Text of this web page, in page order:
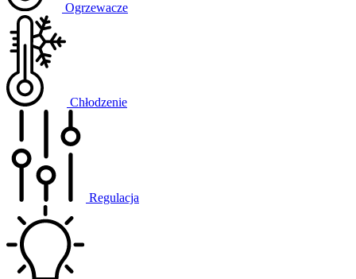
Ogrzewacze
Chłodzenie
Regulacja